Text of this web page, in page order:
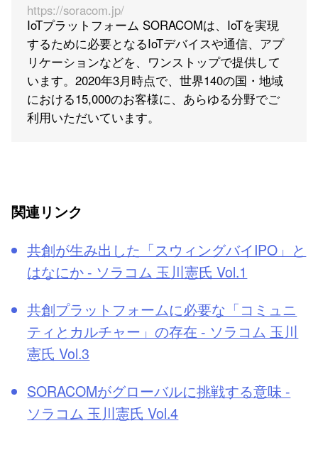
https://soracom.jp/
IoTプラットフォーム SORACOMは、IoTを実現
するために必要となるIoTデバイスや通信、アプ
リケーションなどを、ワンストップで提供して
います。2020年3月時点で、世界140の国・地域
における15,000のお客様に、あらゆる分野でご
利用いただいています。
関連リンク
共創が生み出した「スウィングバイIPO」と
はなにか - ソラコム 玉川憲氏 Vol.1
共創プラットフォームに必要な「コミュニ
ティとカルチャー」の存在 - ソラコム 玉川
憲氏 Vol.3
SORACOMがグローバルに挑戦する意味 -
ソラコム 玉川憲氏 Vol.4